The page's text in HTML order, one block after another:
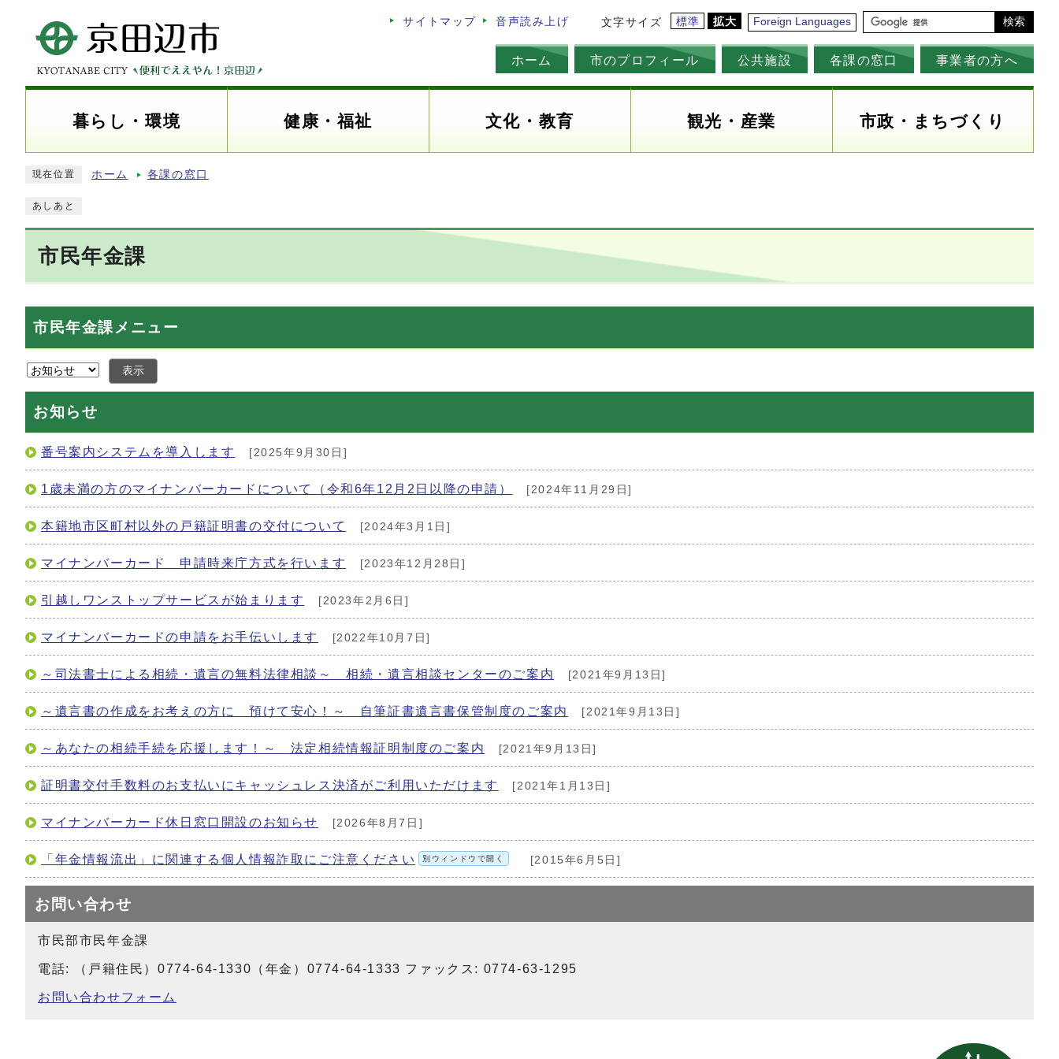
サイトマップ 音声読み上げ 文字サイズ 標準 拡大 Foreign Languages 検索
ホーム 市のプロフィール 公共施設 各課の窓口 事業者の方へ
暮らし・環境 健康・福祉 文化・教育 観光・産業 市政・まちづくり
現在位置 ホーム 各課の窓口
あしあと
市民年金課
市民年金課メニュー
表示
お知らせ
番号案内システムを導入します [2025年9月30日]
1歳未満の方のマイナンバーカードについて（令和6年12月2日以降の申請） [2024年11月29日]
本籍地市区町村以外の戸籍証明書の交付について [2024年3月1日]
マイナンバーカード 申請時来庁方式を行います [2023年12月28日]
引越しワンストップサービスが始まります [2023年2月6日]
マイナンバーカードの申請をお手伝いします [2022年10月7日]
～司法書士による相続・遺言の無料法律相談～ 相続・遺言相談センターのご案内 [2021年9月13日]
～遺言書の作成をお考えの方に 預けて安心！～ 自筆証書遺言書保管制度のご案内 [2021年9月13日]
～あなたの相続手続を応援します！～ 法定相続情報証明制度のご案内 [2021年9月13日]
証明書交付手数料のお支払いにキャッシュレス決済がご利用いただけます [2021年1月13日]
マイナンバーカード休日窓口開設のお知らせ [2026年8月7日]
「年金情報流出」に関連する個人情報詐取にご注意ください 別ウィンドウで開く [2015年6月5日]
お問い合わせ
市民部市民年金課
電話: （戸籍住民）0774-64-1330（年金）0774-64-1333 ファックス: 0774-63-1295
お問い合わせフォーム